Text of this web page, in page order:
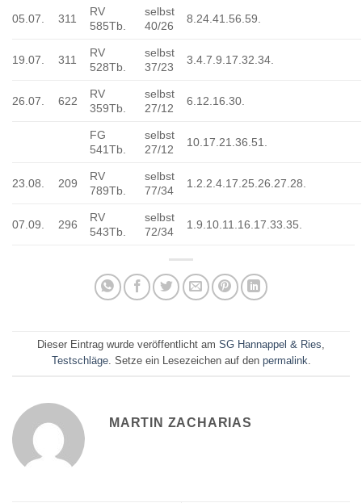
05.07. 311
RV
585Tb.
selbst
40/26
8.24.41.56.59.
19.07. 311
RV
528Tb.
selbst
37/23
3.4.7.9.17.32.34.
26.07. 622
RV
359Tb.
selbst
27/12
6.12.16.30.
FG
541Tb.
selbst
27/12
10.17.21.36.51.
23.08. 209
RV
789Tb.
selbst
77/34
1.2.2.4.17.25.26.27.28.
07.09. 296
RV
543Tb.
selbst
72/34
1.9.10.11.16.17.33.35.
Dieser Eintrag wurde veröffentlicht am SG Hannappel & Ries
Testschläge. Setze ein Lesezeichen auf den permalink
MARTIN ZACHARIAS